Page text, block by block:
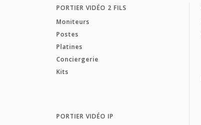
PORTIER VIDÉO 2 FILS
Moniteurs
Postes
Platines
Conciergerie
Kits
PORTIER VIDÉO IP